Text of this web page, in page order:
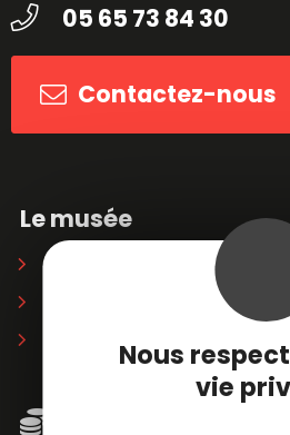
Nous
vie
05 65 73 84 30
Contactez-nous
Le musée
Soirées privatives
Librairie / boutique